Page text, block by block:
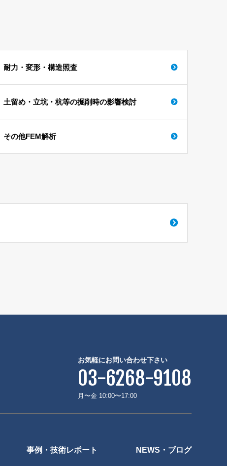
耐力・変形・構造照査
土留め・立坑・杭等の掘削時の影響検討
その他FEM解析
お気軽にお問い合わせ下さい
03-6268-9108
月〜金 10:00〜17:00
事例・技術レポート NEWS・ブログ